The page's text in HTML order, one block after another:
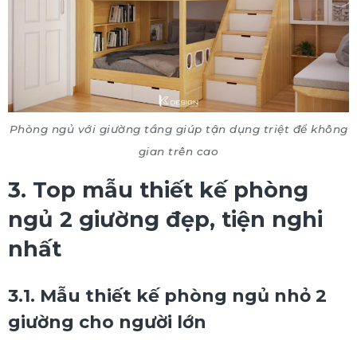
Phòng ngủ với giường tầng giúp tận dụng triệt để không
gian trên cao
3. Top mẫu thiết kế phòng
ngủ 2 giường đẹp, tiện nghi
nhất
3.1. Mẫu thiết kế phòng ngủ nhỏ 2
giường cho người lớn